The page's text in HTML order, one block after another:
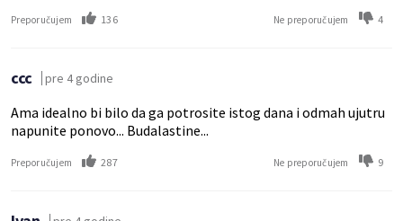
Preporučujem 136 Ne preporučujem 4
ccc pre 4 godine
Ama idealno bi bilo da ga potrosite istog dana i odmah ujutru
napunite ponovo... Budalastine...
Preporučujem 287 Ne preporučujem 9